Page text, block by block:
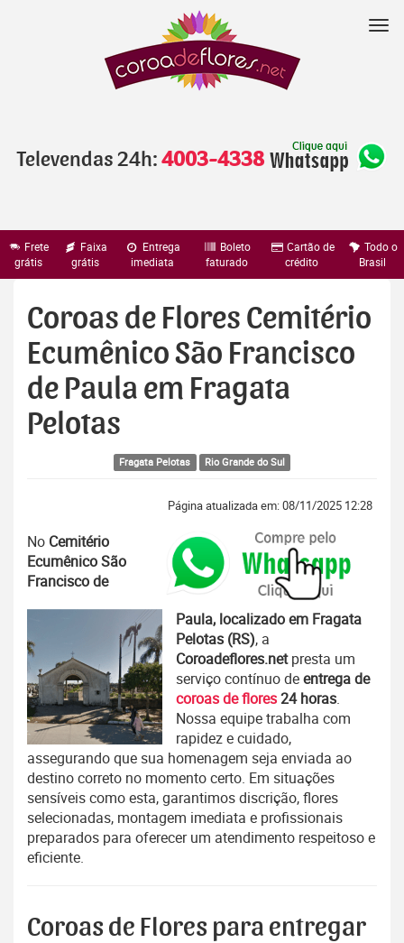
Televendas 24h: 4003-4338
Frete
grátis
Faixa
grátis
Entrega
imediata
Boleto
faturado
Cartão de
crédito
Todo o
Brasil
Coroas de Flores Cemitério
Ecumênico São Francisco
de Paula em Fragata
Pelotas
Fragata Pelotas Rio Grande do Sul
Página atualizada em: 08/11/2025 12:28
No Cemitério
Ecumênico São
Francisco de
Paula, localizado em Fragata
Pelotas (RS), a
Coroadeflores.netpresta um
serviço contínuo deentrega de
coroas de flores24 horas.
Nossa equipe trabalha com
rapidez e cuidado,
assegurando que sua homenagem seja enviada ao
destino correto no momento certo. Em situações
sensíveis como esta, garantimos discrição, flores
selecionadas, montagem imediata e profissionais
preparados para oferecer um atendimento respeitoso e
eficiente.
Coroas de Flores para entregar